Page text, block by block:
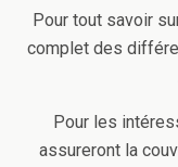
Pour tout savoir
complet des
Pour les
assureront la